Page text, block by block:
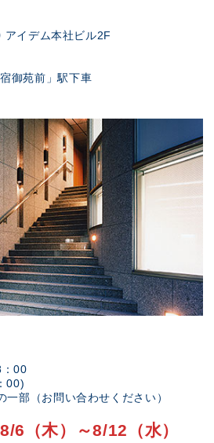
イデム本社ビル2F
御苑前」駅下車
00
00)
部（お問い合わせください）
6（木）～8/12（水）